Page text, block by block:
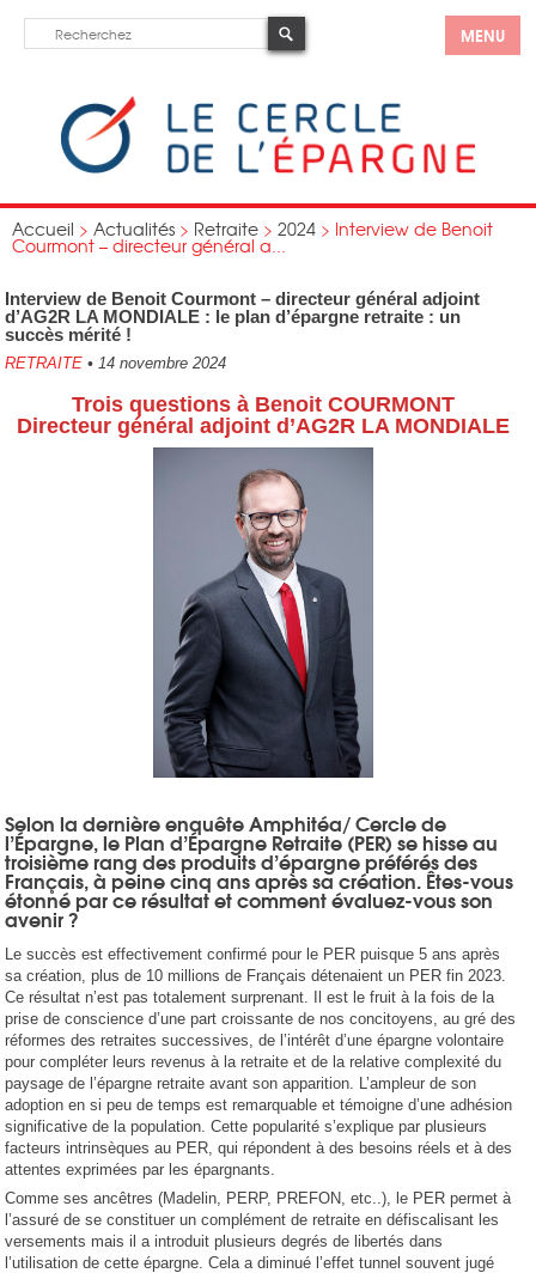
MENU
Accueil > Actualités > Retraite > 2024 > Interview de Benoit
Courmont – directeur général a...
Interview de Benoit Courmont – directeur général adjoint
d’AG2R LA MONDIALE : le plan d’épargne retraite : un
succès mérité !
RETRAITE • 14 novembre 2024
Trois questions à Benoit COURMONT
Directeur général adjoint d’AG2R LA MONDIALE
Selon la dernière enquête Amphitéa/ Cercle de
l’Épargne, le Plan d’Épargne Retraite (PER) se hisse au
troisième rang des produits d’épargne préférés des
Français, à peine cinq ans après sa création. Êtes-vous
étonné par ce résultat et comment évaluez-vous son
avenir ?
Le succès est effectivement confirmé pour le PER puisque 5 ans après
sa création, plus de 10 millions de Français détenaient un PER fin 2023.
Ce résultat n’est pas totalement surprenant. Il est le fruit à la fois de la
prise de conscience d’une part croissante de nos concitoyens, au gré des
réformes des retraites successives, de l’intérêt d’une épargne volontaire
pour compléter leurs revenus à la retraite et de la relative complexité du
paysage de l’épargne retraite avant son apparition. L’ampleur de son
adoption en si peu de temps est remarquable et témoigne d’une adhésion
significative de la population. Cette popularité s’explique par plusieurs
facteurs intrinsèques au PER, qui répondent à des besoins réels et à des
attentes exprimées par les épargnants.
Comme ses ancêtres (Madelin, PERP, PREFON, etc..), le PER permet à
l’assuré de se constituer un complément de retraite en défiscalisant les
versements mais il a introduit plusieurs degrés de libertés dans
l’utilisation de cette épargne. Cela a diminué l’effet tunnel souvent jugé